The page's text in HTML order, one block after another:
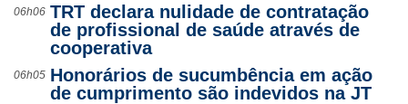
06h06 TRT declara nulidade de contratação
de profissional de saúde através de
cooperativa
06h05 Honorários de sucumbência em ação
de cumprimento são indevidos na JT